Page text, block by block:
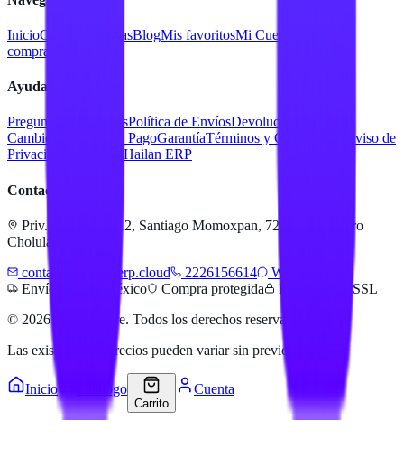
InicioCatálogo MarcasBlogMis favoritosMi Cuenta
compra
Ayuda
Preguntas FrecuentesPolítica de EnvíosDevoluciones y
Cambios
Métodos de PagoGarantíaTérminos y Condiciones
Aviso de
Privacidad
Servicios Hailan ERP
Contacto
Priv. Alejandra 512, Santiago Momoxpan, 72775 San Pedro
Cholula, Pue.
contacto@hailanerp.cloud
2226156614
WhatsApp
Envíos a todo México
Compra protegida
Pago seguro SSL
© 2026 Hailan Store. Todos los derechos reservados.
Las existencias y precios pueden variar sin previo aviso.
Inicio Catálogo
Carrito
Cuenta